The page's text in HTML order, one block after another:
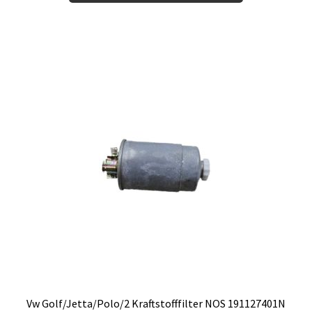
Vw Golf/Jetta/Polo/2 Kraftstofffilter NOS 191127401N